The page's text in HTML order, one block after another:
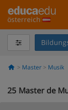
österreich
Master Musik
25 Master de